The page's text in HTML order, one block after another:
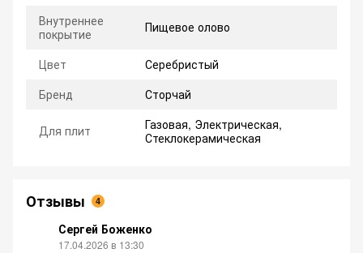
Внутреннее
покрытие
Пищевое олово
Цвет
Серебристый
Бренд
Сторчай
Для плит
Газовая, Электрическая,
Стеклокерамическая
Отзывы 4
Сергей Боженко
17.04.2026 в 13:30